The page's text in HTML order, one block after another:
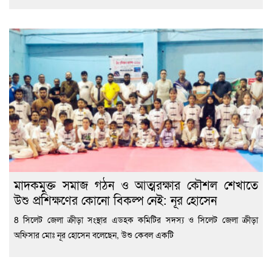
মাদকমুক্ত সমাজ গঠন ও আত্মরক্ষার কৌশল শেখাতে
উশু প্রশিক্ষণের কোনো বিকল্প নেই: নূর হোসেন
8 সিলেট জেলা ক্রীড়া সংস্থার এডহক কমিটির সদস্য ও সিলেট জেলা ক্রীড়া
অফিসার মোঃ নূর হোসেন বলেছেন, উশু কেবল একটি